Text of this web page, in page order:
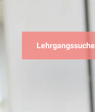
Lehrgangssuche